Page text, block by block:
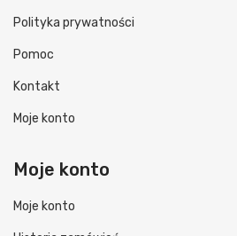
Polityka prywatności
Pomoc
Kontakt
Moje konto
Moje konto
Moje konto